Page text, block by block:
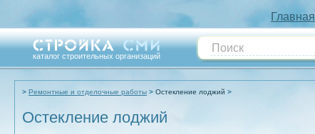
Главная
каталог строительных организаций
Ремонтные и отделочные работы Остекление лоджий
Остекление лоджий